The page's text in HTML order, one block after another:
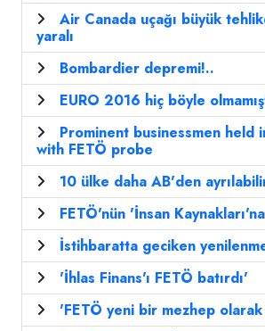
Air Canada uçağı büyük
yaralı
Bombardier depremi!..
EURO 2016 hiç böyle
Prominent businessmen held
with FETÖ probe
10 ülke daha AB'den
FETÖ'nün 'İnsan
İstihbaratta geciken
'İhlas Finans'ı FETÖ batırdı'
'FETÖ yeni bir mezhep